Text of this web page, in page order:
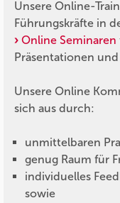
Unsere Online-
Führungskräfte in
Online Seminaren
Präsentationen
Unsere Online
sich aus durch:
unmittelbaren
genug Raum für
individuelles
sowie